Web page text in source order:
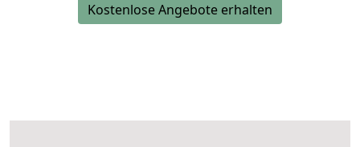
Kostenlose Angebote erhalten